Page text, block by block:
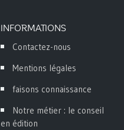
INFORMATIONS
Contactez-nous
Mentions légales
faisons connaissance
Notre métier : le conseil
en édition